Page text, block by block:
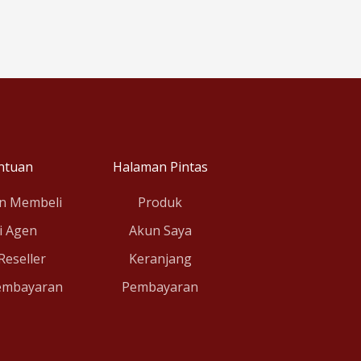
Membeli
Agen
Halaman Pintas
Produk
Akun Saya
Keranjang
Pembayaran